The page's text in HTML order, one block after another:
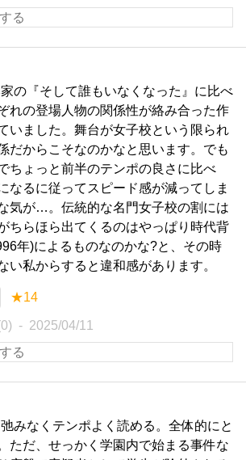
の『そして誰もいなくなった』に比べ
れの登場人物の関係性が絡み合った作
いました。舞台が女子校という限られ
だからこそなのかなと思います。でも
ちょっと前半のテンポの良さに比べ
なるに従ってスピード感が減ってしま
気が…。伝統的な名門女子校の割には
ちらほら出てくるのはやっぱり時代背
年)によるものなのかな?と、その時
い私からすると違和感があります。
★14
2025/04/11
みなくテンポよく読める。全体的にと
ただ、せっかく学園内で始まる事件な